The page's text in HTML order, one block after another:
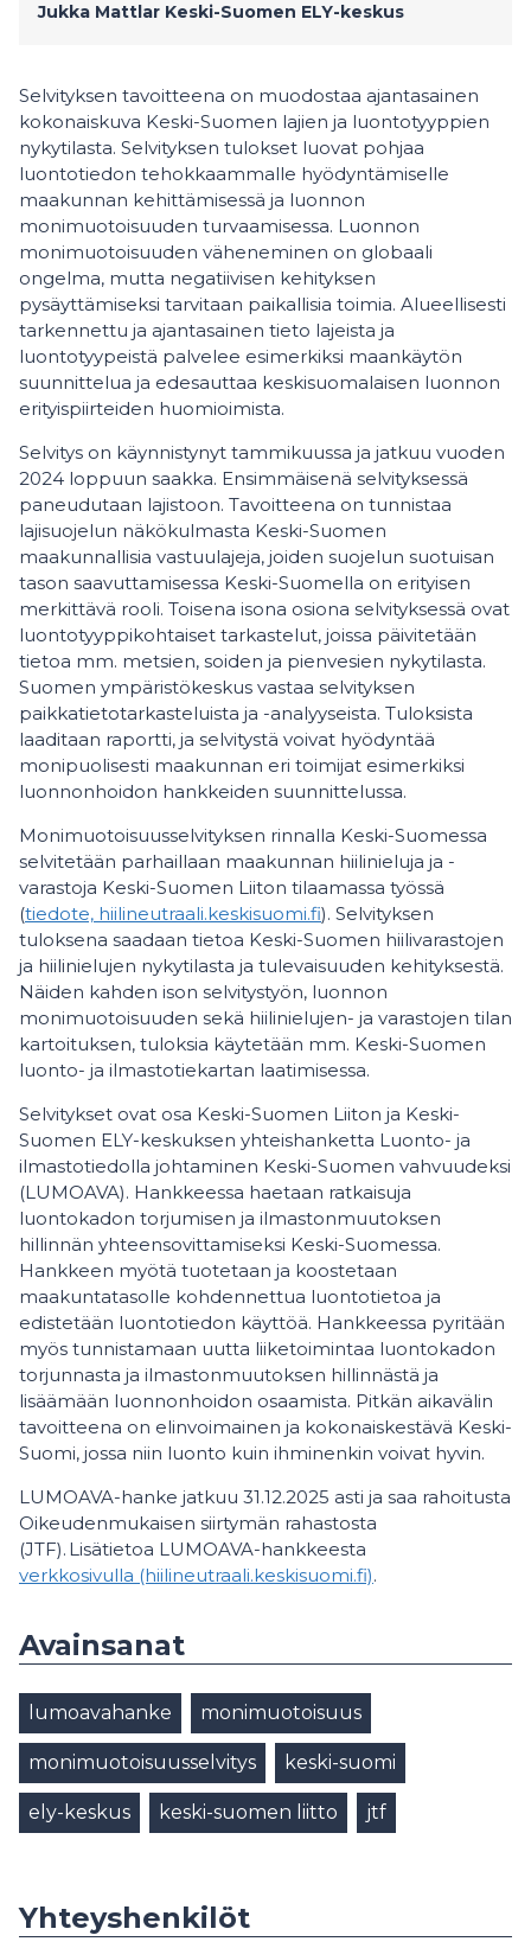
Jukka Mattlar Keski-Suomen ELY-keskus
Selvityksen tavoitteena on muodostaa ajantasainen
kokonaiskuva Keski-Suomen lajien ja luontotyyppien
nykytilasta. Selvityksen tulokset luovat pohjaa
luontotiedon tehokkaammalle hyödyntämiselle
maakunnan kehittämisessä ja luonnon
monimuotoisuuden turvaamisessa. Luonnon
monimuotoisuuden väheneminen on globaali
ongelma, mutta negatiivisen kehityksen
pysäyttämiseksi tarvitaan paikallisia toimia. Alueellisesti
tarkennettu ja ajantasainen tieto lajeista ja
luontotyypeistä palvelee esimerkiksi maankäytön
suunnittelua ja edesauttaa keskisuomalaisen luonnon
erityispiirteiden huomioimista.
Selvitys on käynnistynyt tammikuussa ja jatkuu vuoden
2024 loppuun saakka. Ensimmäisenä selvityksessä
paneudutaan lajistoon. Tavoitteena on tunnistaa
lajisuojelun näkökulmasta Keski-Suomen
maakunnallisia vastuulajeja, joiden suojelun suotuisan
tason saavuttamisessa Keski-Suomella on erityisen
merkittävä rooli. Toisena isona osiona selvityksessä ovat
luontotyyppikohtaiset tarkastelut, joissa päivitetään
tietoa mm. metsien, soiden ja pienvesien nykytilasta.
Suomen ympäristökeskus vastaa selvityksen
paikkatietotarkasteluista ja -analyyseista. Tuloksista
laaditaan raportti, ja selvitystä voivat hyödyntää
monipuolisesti maakunnan eri toimijat esimerkiksi
luonnonhoidon hankkeiden suunnittelussa.
Monimuotoisuusselvityksen rinnalla Keski-Suomessa
selvitetään parhaillaan maakunnan hiilinieluja ja -
varastoja Keski-Suomen Liiton tilaamassa työssä
(tiedote, hiilineutraali.keskisuomi.fi). Selvityksen
tuloksena saadaan tietoa Keski-Suomen hiilivarastojen
ja hiilinielujen nykytilasta ja tulevaisuuden kehityksestä.
Näiden kahden ison selvitystyön, luonnon
monimuotoisuuden sekä hiilinielujen- ja varastojen tilan
kartoituksen, tuloksia käytetään mm. Keski-Suomen
luonto- ja ilmastotiekartan laatimisessa.
Selvitykset ovat osa Keski-Suomen Liiton ja Keski-
Suomen ELY-keskuksen yhteishanketta Luonto- ja
ilmastotiedolla johtaminen Keski-Suomen vahvuudeksi
(LUMOAVA). Hankkeessa haetaan ratkaisuja
luontokadon torjumisen ja ilmastonmuutoksen
hillinnän yhteensovittamiseksi Keski-Suomessa.
Hankkeen myötä tuotetaan ja koostetaan
maakuntatasolle kohdennettua luontotietoa ja
edistetään luontotiedon käyttöä. Hankkeessa pyritään
myös tunnistamaan uutta liiketoimintaa luontokadon
torjunnasta ja ilmastonmuutoksen hillinnästä ja
lisäämään luonnonhoidon osaamista. Pitkän aikavälin
tavoitteena on elinvoimainen ja kokonaiskestävä Keski-
Suomi, jossa niin luonto kuin ihminenkin voivat hyvin.
LUMOAVA-hanke jatkuu 31.12.2025 asti ja saa rahoitusta
Oikeudenmukaisen siirtymän rahastosta
(JTF). Lisätietoa LUMOAVA-hankkeesta
verkkosivulla (hiilineutraali.keskisuomi.fi).
Avainsanat
lumoavahanke monimuotoisuus
monimuotoisuusselvitys keski-suomi
ely-keskus keski-suomen liitto jtf
Yhteyshenkilöt